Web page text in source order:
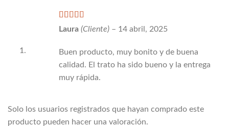
Valorado
de 5
Laura (Cliente) – 14 abril, 2025
Buen producto, muy bonito y de buena
calidad. El trato ha sido bueno y la entrega
muy rápida.
Solo los usuarios registrados que hayan comprado este
producto pueden hacer una valoración.